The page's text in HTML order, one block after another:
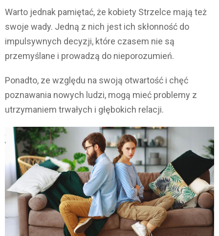
Warto jednak pamiętać, że kobiety Strzelce mają też
swoje wady. Jedną z nich jest ich skłonność do
impulsywnych decyzji, które czasem nie są
przemyślane i prowadzą do nieporozumień.
Ponadto, ze względu na swoją otwartość i chęć
poznawania nowych ludzi, mogą mieć problemy z
utrzymaniem trwałych i głębokich relacji.